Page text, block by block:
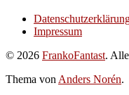
Impressum
© 2026 FrankoFantast.
Thema von Anders Norén.